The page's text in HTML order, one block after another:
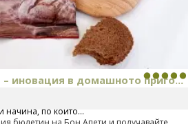
– иновация в домашното приго...
предлагането на изцяло нов
начина, по който...